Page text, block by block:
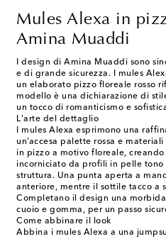
Mules Alexa in
Amina Muaddi
I design di Amina Muaddi sono
e di grande sicurezza. I mules
un elaborato pizzo floreale rosso
modello è una dichiarazione di
un tocco di romanticismo e
L'arte del dettaglio
I mules Alexa esprimono una
un’accesa palette rossa e
in pizzo a motivo floreale,
incorniciato da profili in pelle tono
struttura. Una punta aperta a
anteriore, mentre il sottile tacco a
Completano il design una
cuoio e gomma, per un passo
Come abbinare il look
Abbina i mules Alexa a una